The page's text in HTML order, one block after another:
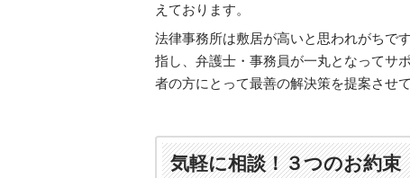
えております。
法律事務所は敷居が高いと思われがちで
指し、弁護士・事務員が一丸となってサ
者の方にとって最善の解決策を提案させ
気軽に相談！３つのお約束